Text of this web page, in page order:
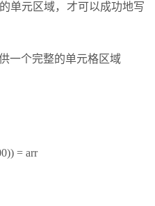
单元区域，才可以成功地写
一个完整的单元格区域
= arr